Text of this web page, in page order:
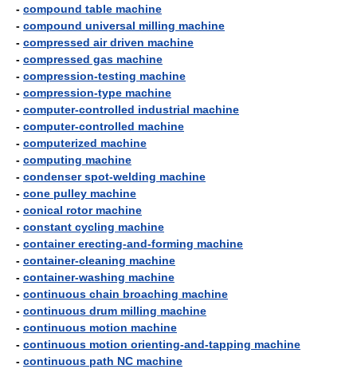
- compound table machine
- compound universal milling machine
- compressed air driven machine
- compressed gas machine
- compression-testing machine
- compression-type machine
- computer-controlled industrial machine
- computer-controlled machine
- computerized machine
- computing machine
- condenser spot-welding machine
- cone pulley machine
- conical rotor machine
- constant cycling machine
- container erecting-and-forming machine
- container-cleaning machine
- container-washing machine
- continuous chain broaching machine
- continuous drum milling machine
- continuous motion machine
- continuous motion orienting-and-tapping machine
- continuous path NC machine